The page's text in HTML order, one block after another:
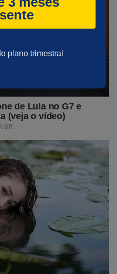
plano trimestral